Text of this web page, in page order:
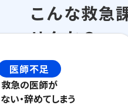
こんな救急
せんか？
医師不足
救急の医師が
い・辞めてしまう